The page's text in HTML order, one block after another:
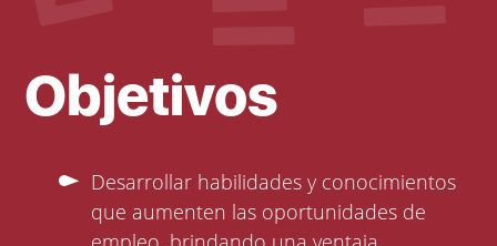
Objetivos
Desarrollar habilidades y conocimientos
que aumenten las oportunidades de